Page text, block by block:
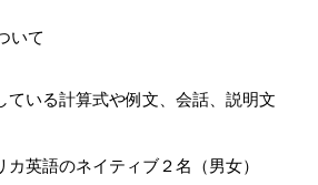
いて
ている計算式や例文、会話、説明文
カ英語のネイティブ２名（男女）